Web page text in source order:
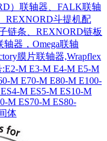
）联轴器、FALK联轴
REXNORD斗提机配
链条、REXNORD链板
器，Omega联轴
膜片联轴器,Wrapflex
M E3-M E4-M E5-M
M E70-M E80-M E100-
M ES5-M ES10-M
M ES70-M ES80-
体